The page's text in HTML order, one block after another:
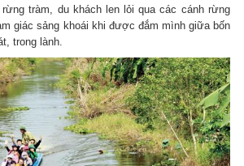
tràm, du khách len lỏi qua các cánh rừng
giác sảng khoái khi được đắm mình giữa bốn
trong lành.